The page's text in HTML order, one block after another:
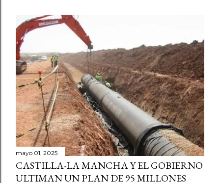
mayo 01, 2025
CASTILLA-LA MANCHA Y EL GOBIERNO
ULTIMAN UN PLAN DE 95 MILLONES